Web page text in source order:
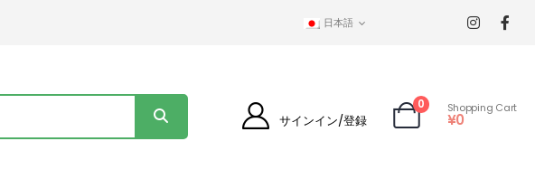
日本語
サインイン/登録
0 Shopping Cart
¥0